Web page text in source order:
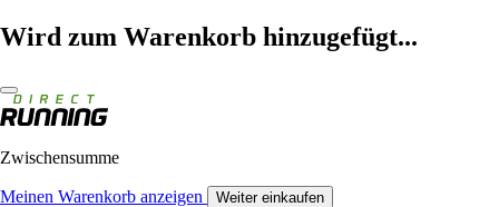
Wird zum Warenkorb hinzugefügt...
Zwischensumme
Meinen Warenkorb anzeigen Weiter einkaufen